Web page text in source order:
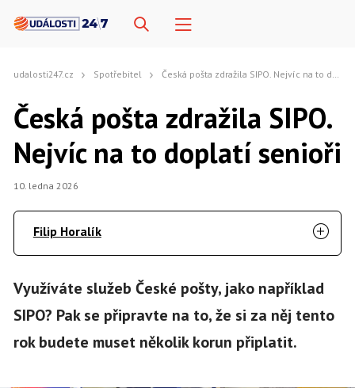
udalosti247.cz Spotřebitel Česká pošta zdražila SIPO. Nejvíc na to doplatí senioři
Česká pošta zdražila SIPO.
Nejvíc na to doplatí senioři
10. ledna 2026
Filip Horalík
Využíváte služeb České pošty, jako například
SIPO? Pak se připravte na to, že si za něj tento
rok budete muset několik korun připlatit.